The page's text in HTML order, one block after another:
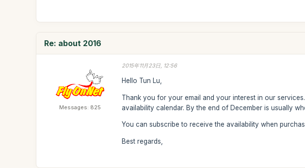
Re: about 2016
Messages: 825
2015年11月23日, 12:56
Hello Tun Lu,
Thank you for your email and your interest in our
availability calendar. By the end of December is usually
You can subscribe to receive the availability when
Best regards,